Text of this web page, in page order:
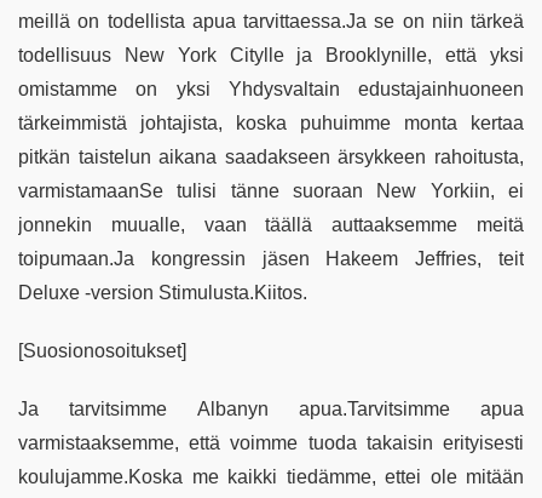
meillä on todellista apua tarvittaessa.Ja se on niin tärkeä
todellisuus New York Citylle ja Brooklynille, että yksi
omistamme on yksi Yhdysvaltain edustajainhuoneen
tärkeimmistä johtajista, koska puhuimme monta kertaa
pitkän taistelun aikana saadakseen ärsykkeen rahoitusta,
varmistamaanSe tulisi tänne suoraan New Yorkiin, ei
jonnekin muualle, vaan täällä auttaaksemme meitä
toipumaan.Ja kongressin jäsen Hakeem Jeffries, teit
Deluxe -version Stimulusta.Kiitos.
[Suosionosoitukset]
Ja tarvitsimme Albanyn apua.Tarvitsimme apua
varmistaaksemme, että voimme tuoda takaisin erityisesti
koulujamme.Koska me kaikki tiedämme, ettei ole mitään